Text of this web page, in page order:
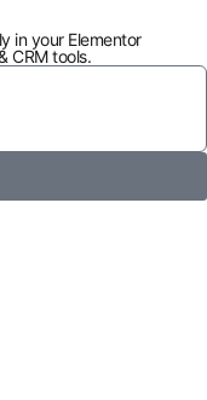
in your Elementor
CRM tools.